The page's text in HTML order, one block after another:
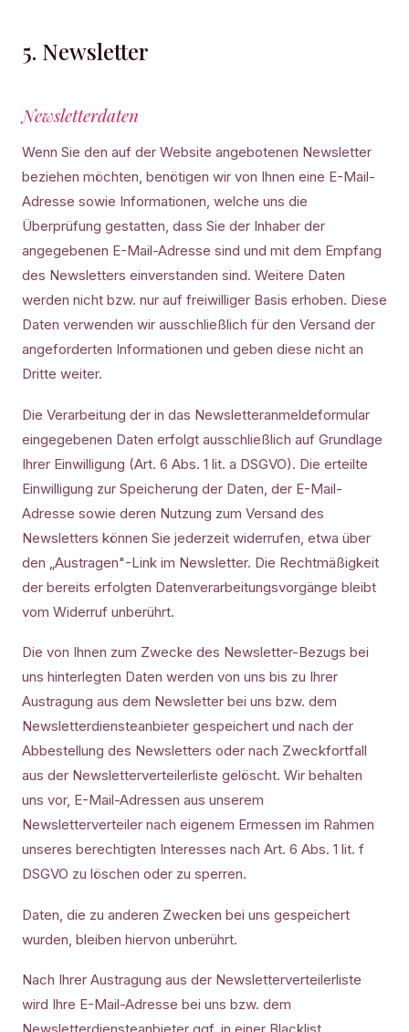
5. Newsletter
Newsletterdaten
Wenn Sie den auf der Website angebotenen Newsletter
beziehen möchten, benötigen wir von Ihnen eine E-Mail-
Adresse sowie Informationen, welche uns die
Überprüfung gestatten, dass Sie der Inhaber der
angegebenen E-Mail-Adresse sind und mit dem Empfang
des Newsletters einverstanden sind. Weitere Daten
werden nicht bzw. nur auf freiwilliger Basis erhoben. Diese
Daten verwenden wir ausschließlich für den Versand der
angeforderten Informationen und geben diese nicht an
Dritte weiter.
Die Verarbeitung der in das Newsletteranmeldeformular
eingegebenen Daten erfolgt ausschließlich auf Grundlage
Ihrer Einwilligung (Art. 6 Abs. 1 lit. a DSGVO). Die erteilte
Einwilligung zur Speicherung der Daten, der E-Mail-
Adresse sowie deren Nutzung zum Versand des
Newsletters können Sie jederzeit widerrufen, etwa über
den „Austragen"-Link im Newsletter. Die Rechtmäßigkeit
der bereits erfolgten Datenverarbeitungsvorgänge bleibt
vom Widerruf unberührt.
Die von Ihnen zum Zwecke des Newsletter-Bezugs bei
uns hinterlegten Daten werden von uns bis zu Ihrer
Austragung aus dem Newsletter bei uns bzw. dem
Newsletterdiensteanbieter gespeichert und nach der
Abbestellung des Newsletters oder nach Zweckfortfall
aus der Newsletterverteilerliste gelöscht. Wir behalten
uns vor, E-Mail-Adressen aus unserem
Newsletterverteiler nach eigenem Ermessen im Rahmen
unseres berechtigten Interesses nach Art. 6 Abs. 1 lit. f
DSGVO zu löschen oder zu sperren.
Daten, die zu anderen Zwecken bei uns gespeichert
wurden, bleiben hiervon unberührt.
Nach Ihrer Austragung aus der Newsletterverteilerliste
wird Ihre E-Mail-Adresse bei uns bzw. dem